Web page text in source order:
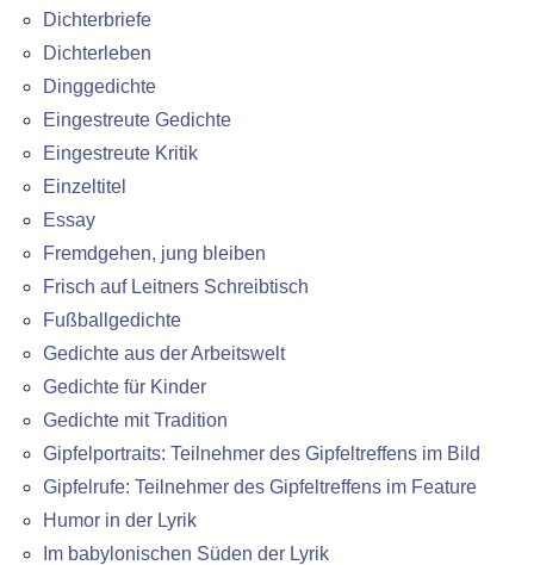
Dichterbriefe
Dichterleben
Dinggedichte
Eingestreute Gedichte
Eingestreute Kritik
Einzeltitel
Essay
Fremdgehen, jung bleiben
Frisch auf Leitners Schreibtisch
Fußballgedichte
Gedichte aus der Arbeitswelt
Gedichte für Kinder
Gedichte mit Tradition
Gipfelportraits: Teilnehmer des Gipfeltreffens im Bild
Gipfelrufe: Teilnehmer des Gipfeltreffens im Feature
Humor in der Lyrik
Im babylonischen Süden der Lyrik